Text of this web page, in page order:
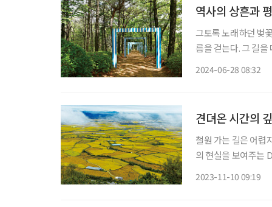
역사의 상흔과
그토록 노래하던 벚
름을 걷는다. 그 길을 따라 높은
2024-06-28 08:32
견뎌온 시간의
철원 가는 길은 어렵
의 현실을 보여주는
2023-11-10 09:19